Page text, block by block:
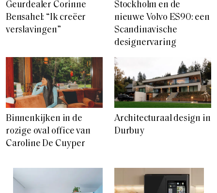
Geurdealer Corinne
Bensahel: “Ik creëer
verslavingen”
Stockholm en de
nieuwe Volvo ES90: een
Scandinavische
designervaring
Binnenkijken in de
rozige oval office van
Caroline De Cuyper
Architecturaal design in
Durbuy